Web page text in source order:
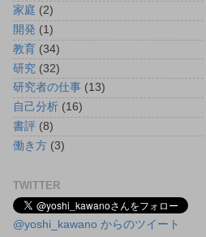
家庭 (2)
開発 (1)
教育 (34)
研究 (32)
研究者の仕事 (13)
自己分析 (16)
書評 (8)
働き方 (3)
TWITTER
@yoshi_kawano からのツイート